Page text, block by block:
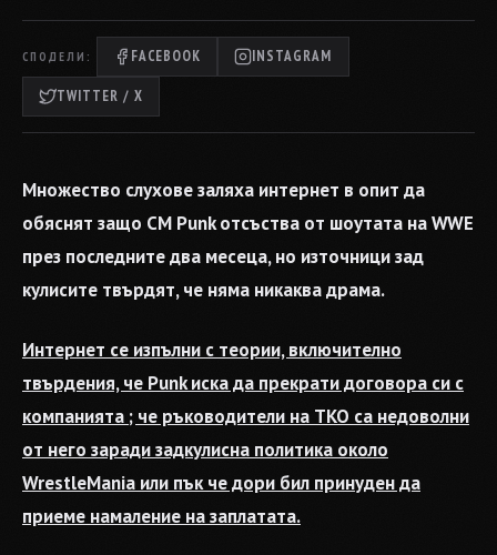
СПОДЕЛИ: FACEBOOK INSTAGRAM
TWITTER / X
Множество слухове заляха интернет в опит да
обяснят защо CM Punk отсъства от шоутата на WWE
през последните два месеца, но източници зад
кулисите твърдят, че няма никаква драма.
Интернет се изпълни с теории, включително
твърдения, че Punk иска да прекрати договора си с
компанията ; че ръководители на TKO са недоволни
от него заради задкулисна политика около
WrestleMania или пък че дори бил принуден да
приеме намаление на заплатата.